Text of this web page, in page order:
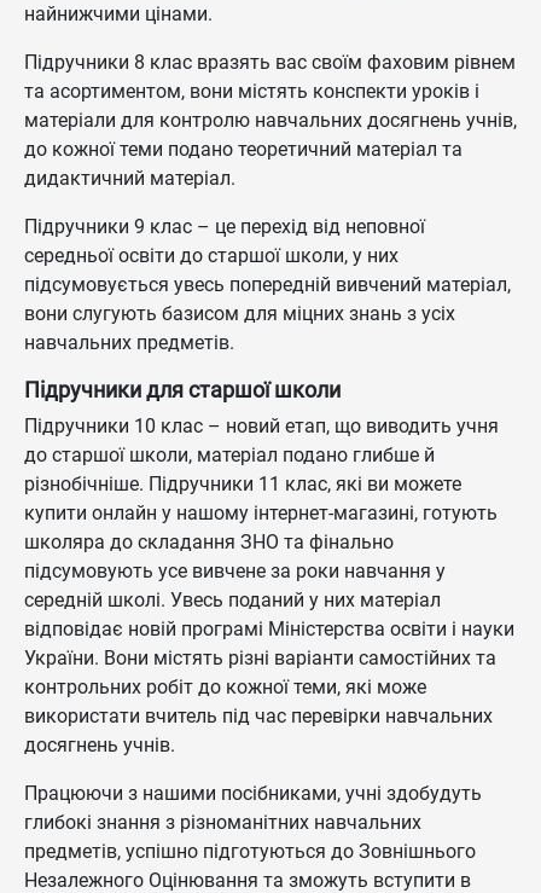
найнижчими цінами.
Підручники 8 клас вразять вас своїм фаховим рівнем
та асортиментом, вони містять конспекти уроків і
матеріали для контролю навчальних досягнень учнів,
до кожної теми подано теоретичний матеріал та
дидактичний матеріал.
Підручники 9 клас – це перехід від неповної
середньої освіти до старшої школи, у них
підсумовується увесь попередній вивчений матеріал,
вони слугують базисом для міцних знань з усіх
навчальних предметів.
Підручники для старшої школи
Підручники 10 клас – новий етап, що виводить учня
до старшої школи, матеріал подано глибше й
різнобічніше. Підручники 11 клас, які ви можете
купити онлайн у нашому інтернет-магазині, готують
школяра до складання ЗНО та фінально
підсумовують усе вивчене за роки навчання у
середній школі. Увесь поданий у них матеріал
відповідає новій програмі Міністерства освіти і науки
України. Вони містять різні варіанти самостійних та
контрольних робіт до кожної теми, які може
використати вчитель під час перевірки навчальних
досягнень учнів.
Працюючи з нашими посібниками, учні здобудуть
глибокі знання з різноманітних навчальних
предметів, успішно підготуються до Зовнішнього
Незалежного Оцінювання та зможуть вступити в